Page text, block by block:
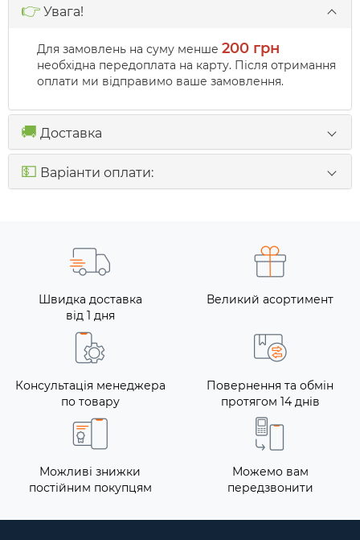
👉 Увага!
Для замовлень на суму менше 200 грн
необхідна передоплата на карту. Після отримання
оплати ми відправимо ваше замовлення.
🚚 Доставка
💵 Варіанти оплати:
Швидка доставка
від 1 дня
Великий асортимент
Консультація менеджера
по товару
Повернення та обмін
протягом 14 днів
Можливі знижки
постійним покупцям
Можемо вам
передзвонити